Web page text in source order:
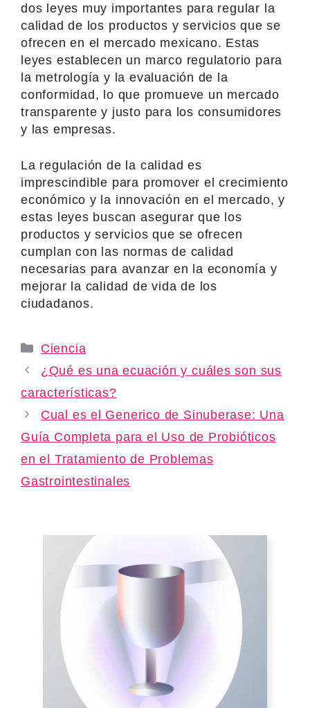
dos leyes muy importantes para regular la
calidad de los productos y servicios que se
ofrecen en el mercado mexicano. Estas
leyes establecen un marco regulatorio para
la metrología y la evaluación de la
conformidad, lo que promueve un mercado
transparente y justo para los consumidores
y las empresas.
La regulación de la calidad es
imprescindible para promover el crecimiento
económico y la innovación en el mercado, y
estas leyes buscan asegurar que los
productos y servicios que se ofrecen
cumplan con las normas de calidad
necesarias para avanzar en la economía y
mejorar la calidad de vida de los
ciudadanos.
Categories
Ciencia
¿Qué es una ecuación y cuáles son sus
características?
Cual es el Generico de Sinuberase: Una
Guía Completa para el Uso de Probióticos
en el Tratamiento de Problemas
Gastrointestinales